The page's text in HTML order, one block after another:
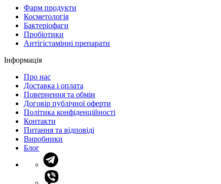
Фарм продукти
Косметологія
Бактеріофаги
Пробіотики
Антігістамінні препарати
Інформація
Про нас
Доставка і оплата
Повернення та обмін
Договір публічної оферти
Політика конфіденційності
Контакти
Питання та відповіді
Виробники
Блог